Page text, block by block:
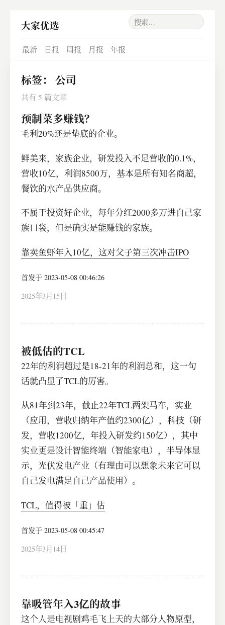
大家优选
最新 日报 周报 月报 年报
标签：公司
共有 5 篇文章
预制菜多赚钱？
毛利20%还是垫底的企业。
鲜美来，家族企业，研发投入不足营收的0.1%，
营收10亿，利润8500万，基本是所有知名商超，
餐饮的水产品供应商。
不属于投资好企业，每年分红2000多万进自己家
族口袋，但是确实是能赚钱的家族。
靠卖鱼虾年入10亿，这对父子第三次冲击IPO
首发于 2023-05-08 00:46:26
2025年3月15日
被低估的TCL
22年的利润超过是18-21年的利润总和，这一句
话就凸显了TCL的厉害。
​从81年到23年，截止22年TCL两架马车，实业
（应用，营收归纳年产值约2300亿），科技（研
发，营收1200亿，年投入研发约150亿），其中
实业更是设计智能终端（智能家电），半导体显
示，光伏发电产业（有理由可以想象未来它可以
自己发电满足自己产品使用）。
TCL，值得被「重」估
首发于 2023-05-08 00:45:47
2025年3月14日
靠吸管年入3亿的故事
这个人是电视剧鸡毛飞上天的大部分人物原型，